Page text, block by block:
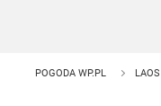
POGODA WP.PL LAOS